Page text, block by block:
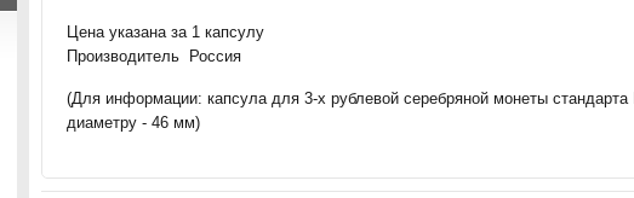
Цена указана за 1 капсулу
Производитель Россия
(Для информации: капсула для 3-х рублевой серебряной монеты
диаметру - 46 мм)